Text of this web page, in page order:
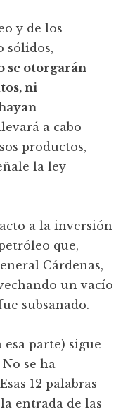
y de los
sólidos,
se otorgarán
ni
a cabo
productos,
la ley
a la inversión
que,
Cárdenas,
un vacío
subsanado.
parte) sigue
se ha
12 palabras
entrada de las